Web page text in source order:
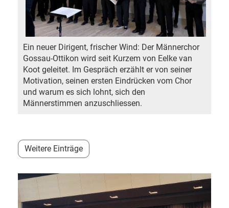
Ein neuer Dirigent, frischer Wind: Der Männerchor
Gossau-Ottikon wird seit Kurzem von Eelke van
Koot geleitet. Im Gespräch erzählt er von seiner
Motivation, seinen ersten Eindrücken vom Chor
und warum es sich lohnt, sich den
Männerstimmen anzuschliessen.
Weitere Einträge